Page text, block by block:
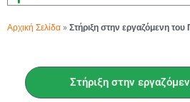
Αρχική Σελίδα » Στήριξη στην εργαζόμενη
Στήριξη στην